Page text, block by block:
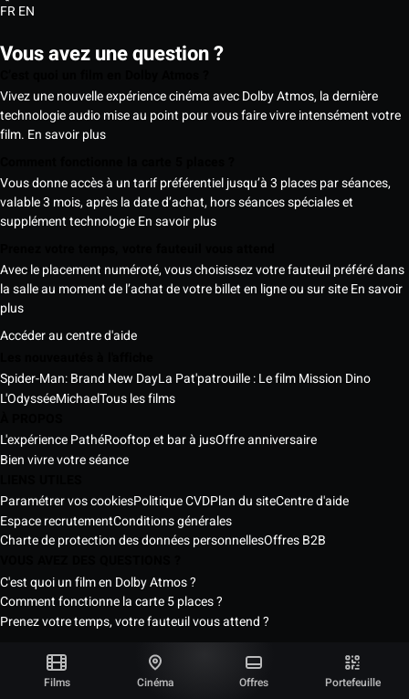
Films Cinéma Offres Portefeuille
FREN
Vous avez une question ?
Vivez une nouvelle expérience cinéma avec Dolby Atmos, la dernière
technologie audio mise au point pour vous faire vivre intensément votre
film. En savoir plus
Vous donne accès à un tarif préférentiel jusqu’à 3 places par séances,
valable 3 mois, après la date d’achat, hors séances spéciales et
supplément technologieEn savoir plus
Avec le placement numéroté, vous choisissez votre fauteuil préféré dans
la salle au moment de l’achat de votre billet en ligne ou sur siteEn savoir
plus
Accéder au centre d'aide
Spider-Man: Brand New DayLa Pat'patrouille : Le film Mission Dino
L'OdysséeMichaelTous les films
L'expérience PathéRooftop et bar à jusOffre anniversaire
Bien vivre votre séance
Paramétrer vos cookiesPolitique CVDPlan du siteCentre d'aide
Espace recrutementConditions générales
Charte de protection des données personnellesOffres B2B
C'est quoi un film en Dolby Atmos ?
Comment fonctionne la carte 5 places ?
Prenez votre temps, votre fauteuil vous attend ?
Les Cinémas Pathé Sénégal © 2026
Tous droits réservés ®